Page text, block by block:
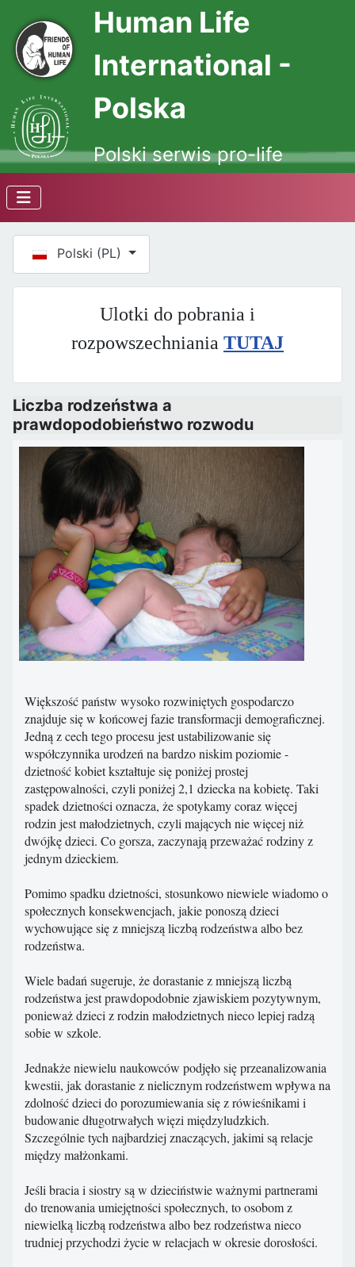
Human Life
International -
Polska
Polski serwis pro-life
Wybierz swój język
Polski (PL)
Ulotki do pobrania i
rozpowszechniania TUTAJ
Liczba rodzeństwa a
prawdopodobieństwo rozwodu
Większość państw wysoko rozwiniętych gospodarczo
znajduje się w końcowej fazie transformacji demograficznej.
Jedną z cech tego procesu jest ustabilizowanie się
współczynnika urodzeń na bardzo niskim poziomie -
dzietność kobiet kształtuje się poniżej prostej
zastępowalności, czyli poniżej 2,1 dziecka na kobietę. Taki
spadek dzietności oznacza, że spotykamy coraz więcej
rodzin jest małodzietnych, czyli mających nie więcej niż
dwójkę dzieci. Co gorsza, zaczynają przeważać rodziny z
jednym dzieckiem.
Pomimo spadku dzietności, stosunkowo niewiele wiadomo o
społecznych konsekwencjach, jakie ponoszą dzieci
wychowujące się z mniejszą liczbą rodzeństwa albo bez
rodzeństwa.
Wiele badań sugeruje, że dorastanie z mniejszą liczbą
rodzeństwa jest prawdopodobnie zjawiskiem pozytywnym,
ponieważ dzieci z rodzin małodzietnych nieco lepiej radzą
sobie w szkole.
Jednakże niewielu naukowców podjęło się przeanalizowania
kwestii, jak dorastanie z nielicznym rodzeństwem wpływa na
zdolność dzieci do porozumiewania się z rówieśnikami i
budowanie długotrwałych więzi międzyludzkich.
Szczególnie tych najbardziej znaczących, jakimi są relacje
między małżonkami.
Jeśli bracia i siostry są w dzieciństwie ważnymi partnerami
do trenowania umiejętności społecznych, to osobom z
niewielką liczbą rodzeństwa albo bez rodzeństwa nieco
trudniej przychodzi życie w relacjach w okresie dorosłości.